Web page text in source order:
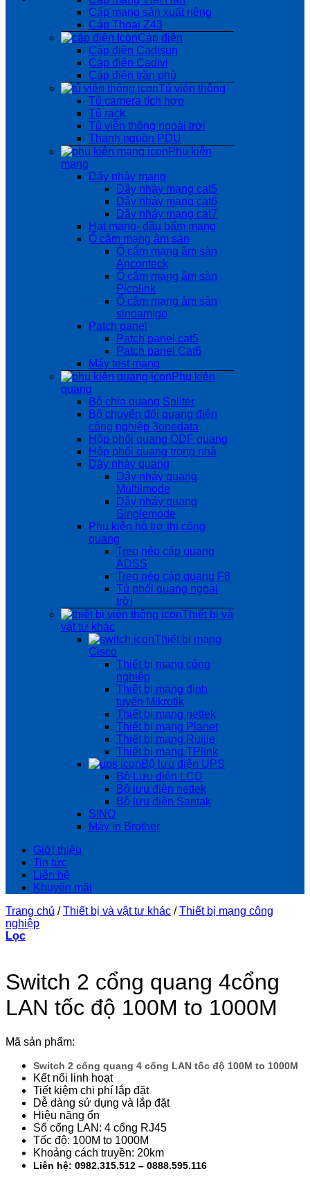
Cáp mạng sản xuất riêng
Cáp Thoại Z43
Cáp điện
Cáp điện Cadisun
Cáp điện Cadivi
Cáp điện trần phú
Tủ viễn thông
Tủ camera tích hợp
Tủ rack
Tủ viễn thông ngoài trời
Thanh nguồn PDU
Phụ kiện
mạng
Dẩy nhảy mạng
Dây nhảy mạng cat5
Dây nhảy mạng cat6
Dây nhảy mạng cat7
Hạt mạng- đầu bấm mạng
Ổ cắm mạng âm sàn
Ổ cắm mạng âm sàn
Anconteck
Ổ cắm mạng âm sàn
Picolink
Ổ cắm mạng âm sàn
sinoamigo
Patch panel
Patch panel cat5
Patch panel Cat6
Máy test mạng
Phụ kiện
quang
Bộ chia quang Spliter
Bộ chuyển đổi quang điện
công nghiệp 3onedata
Hộp phối quang ODF quang
Hộp phối quang trong nhà
Dây nhảy quang
Dây nhảy quang
Multilmode
Dây nhảy quang
Singlemode
Phụ kiện hỗ trợ thi công
quang
Treo néo cáp quang
ADSS
Treo néo cáp quang F8
Tủ phối quang ngoài
trời
Thiết bị và
vật tư khác
Thiết bị mạng
Cisco
Thiết bị mạng công
nghiệp
Thiêt bị mạng định
tuyến Mikrotik
Thiết bị mạng nettek
Thiết bị mạng Planet
Thiết bị mạng Ruijie
Thiết bị mạng TPlink
Bộ lưu điện UPS
Bộ Lưu điện LCD
Bộ lưu điện nettek
Bộ lưu điện Santak
SINO
Máy in Brother
Giới thiệu
Tin tức
Liên hệ
Khuyến mãi
Trang chủ / Thiết bị và vật tư khác / Thiết bị mạng công
nghiệp
Lọc
Switch 2 cổng quang 4cổng
LAN tốc độ 100M to 1000M
Mã sản phẩm:
Switch 2 cổng quang 4 cổng LAN tốc độ 100M to 1000M
Kết nối linh hoạt
Tiết kiệm chi phí lắp đặt
Dễ dàng sử dụng và lắp đặt
Hiệu năng ổn
Sổ cổng LAN: 4 cổng RJ45
Tốc độ: 100M to 1000M
Khoảng cách truyền: 20km
Liên hệ: 0982.315.512 – 0888.595.116